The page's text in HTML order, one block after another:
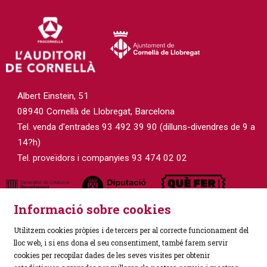
Albert Einstein, 51
08940 Cornellà de Llobregat, Barcelona
Tel. venda d'entrades 93 492 39 90 (dilluns-divendres de 9 a
14?h)
Tel. proveïdors i companyies 93 474 02 02
Informació sobre cookies
Utilitzem cookies pròpies i de tercers per al correcte funcionament del
lloc web, i si ens dona el seu consentiment, també farem servir
cookies per recopilar dades de les seves visites per obtenir